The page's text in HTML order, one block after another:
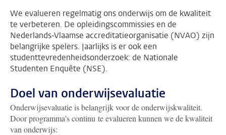
We evalueren regelmatig ons onderwijs om de kwaliteit
te verbeteren. De opleidingscommissies en de
Nederlands-Vlaamse accreditatieorganisatie (NVAO) zijn
belangrijke spelers. Jaarlijks is er ook een
studenttevredenheidsonderzoek: de Nationale
Studenten Enquête (NSE).
Doel van onderwijsevaluatie
Onderwijsevaluatie is belangrijk voor de onderwijskwaliteit.
Door programma’s continu te evalueren kunnen we de kwaliteit
van onderwijs: